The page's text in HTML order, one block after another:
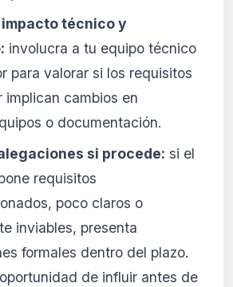
técnico y
involucra a tu equipo técnico
para valorar si los requisitos
implican cambios en
o documentación.
si procede: si el
requisitos
poco claros o
inviables, presenta
formales dentro del plazo.
de influir antes de